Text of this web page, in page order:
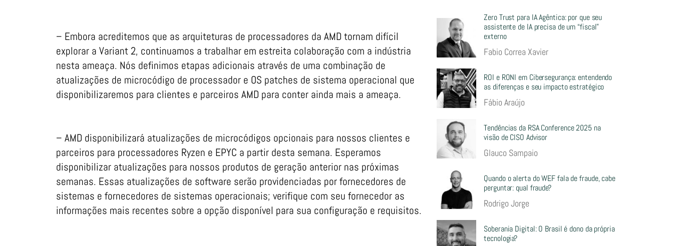
– Embora acreditemos que as arquiteturas de processadores da AMD tornam difícil
explorar a Variant 2, continuamos a trabalhar em estreita colaboração com a indústria
nesta ameaça. Nós definimos etapas adicionais através de uma combinação de
atualizações de microcódigo de processador e OS patches de sistema operacional que
disponibilizaremos para clientes e parceiros AMD para conter ainda mais a ameaça.
– AMD disponibilizará atualizações de microcódigos opcionais para nossos clientes e
parceiros para processadores Ryzen e EPYC a partir desta semana. Esperamos
disponibilizar atualizações para nossos produtos de geração anterior nas próximas
semanas. Essas atualizações de software serão providenciadas por fornecedores de
sistemas e fornecedores de sistemas operacionais; verifique com seu fornecedor as
informações mais recentes sobre a opção disponível para sua configuração e requisitos.
Zero Trust para IA Agêntica: por que seu
assistente de IA precisa de um “fiscal”
externo
Fabio Correa Xavier
ROI e RONI em Cibersegurança: entendendo
as diferenças e seu impacto estratégico
Fábio Araújo
Tendências da RSA Conference 2025 na
visão de CISO Advisor
Glauco Sampaio
Quando o alerta do WEF fala de fraude, cabe
perguntar: qual fraude?
Rodrigo Jorge
Soberania Digital: O Brasil é dono da própria
tecnologia?